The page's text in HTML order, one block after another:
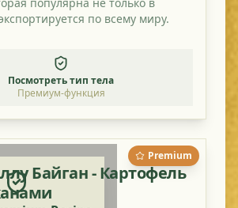
по всему миру.
Посмотреть тип тела
Премиум-функция
Premium
Байган - Картофель